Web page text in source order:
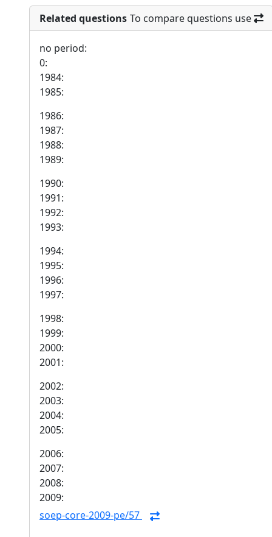
Related questions To compare questions use
no period:
0:
1984:
1985:
1986:
1987:
1988:
1989:
1990:
1991:
1992:
1993:
1994:
1995:
1996:
1997:
1998:
1999:
2000:
2001:
2002:
2003:
2004:
2005:
2006:
2007:
2008:
2009:
soep-core-2009-pe/57